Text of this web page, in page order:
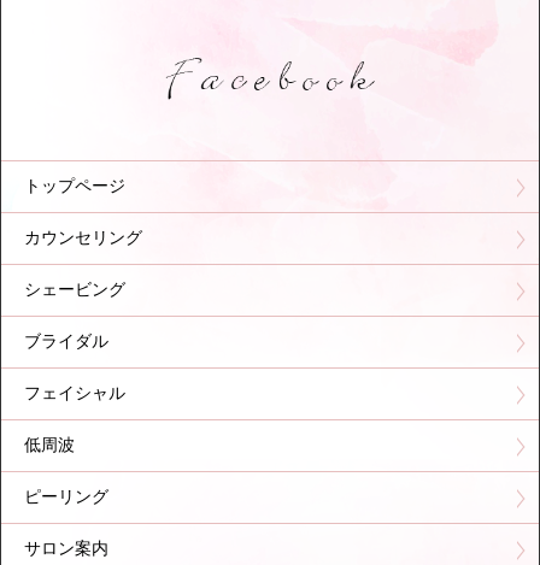
トップページ
カウンセリング
シェービング
ブライダル
フェイシャル
低周波
ピーリング
サロン案内